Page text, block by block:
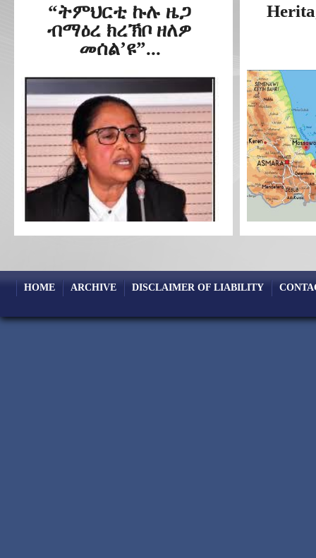
“ትምህርቲ ኩሉ ዜጋ
ብማዕረ ክረኽቦ ዘለዎ
መሰል’ዩ”...
HOME ARCHIVE DISCLAIMER OF LIABILITY